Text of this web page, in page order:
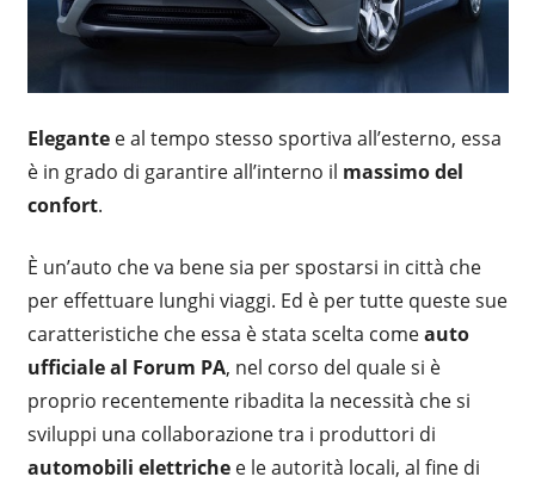
Elegante e al tempo stesso sportiva all’esterno, essa
è in grado di garantire all’interno il massimo del
confort.
È un’auto che va bene sia per spostarsi in città che
per effettuare lunghi viaggi. Ed è per tutte queste sue
caratteristiche che essa è stata scelta comeauto
ufficiale al Forum PA, nel corso del quale si è
proprio recentemente ribadita la necessità che si
sviluppi una collaborazione tra i produttori di
automobili elettrichee le autorità locali, al fine di